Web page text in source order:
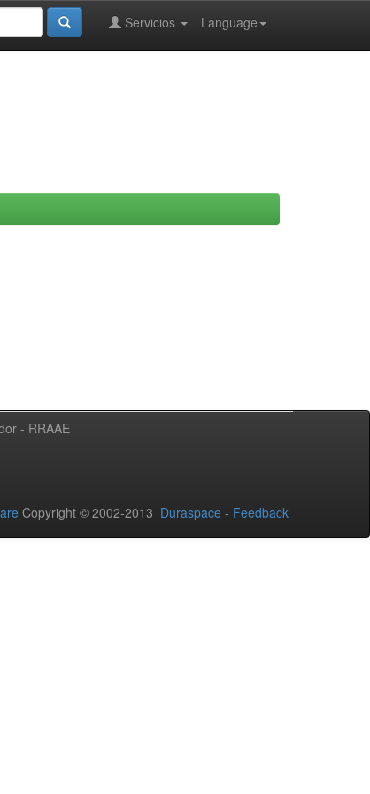
Language
Servicios
- RRAAE
Copyright © 2002-2013 Duraspace - Feedback